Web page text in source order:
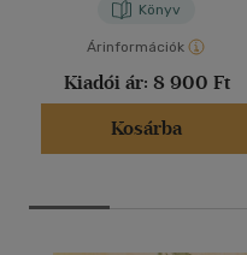
Könyv
Árinformációk
Kiadói ár: 8 900 Ft
Kosárba